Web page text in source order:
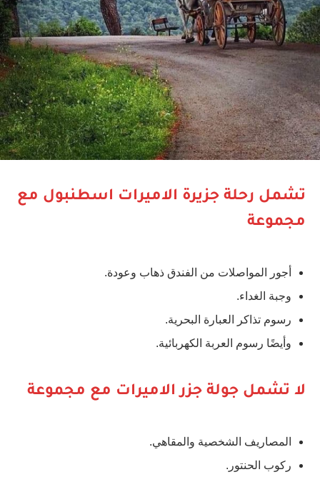
تشمل رحلة جزيرة الاميرات اسطنبول مع
مجموعة
أجور المواصلات من الفندق ذهاب وعودة.
وجبة الغداء.
رسوم تذاكر العبارة البحرية.
وأيضًا رسوم العربة الكهربائية.
لا تشمل جولة جزر الاميرات مع مجموعة
المصاريف الشخصية والمقاهي.
ركوب الحنتور.